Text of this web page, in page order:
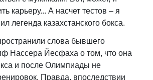
карьеру... А насчет тестов – я
легенда казахстанского бокса.
слова бывшего
Нассера Йесфаха о том, что она
и после Олимпиады не
Правда, впоследствии